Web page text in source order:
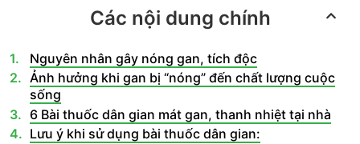
Các nội dung chính
Nguyên nhân gây nóng gan, tích độc
Ảnh hưởng khi gan bị “nóng” đến chất lượng cuộc
sống
6 Bài thuốc dân gian mát gan, thanh nhiệt tại nhà
Lưu ý khi sử dụng bài thuốc dân gian: